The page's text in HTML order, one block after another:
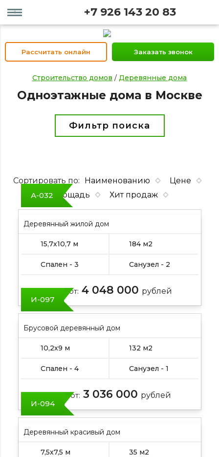
Рассчитать онлайн Заказать звонок
+7 926 143 20 83
Строительство домов / Деревянные дома
Одноэтажные дома в Москве
Фильтр поиска
Сортировать по: Наименованию
Цене
Площадь
Хит продаж
А-032
Деревянный жилой дом
15,7х10,7 м 184 м2
Спален - 3 Санузел - 2
Цена от: 4 048 000 рублей
И-097
Брусовой деревянный дом
10,2х9 м 132 м2
Спален - 4 Санузел - 1
Цена от: 3 036 000 рублей
И-094
Деревянный красивый дом
7,5х7,5 м 35 м2